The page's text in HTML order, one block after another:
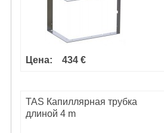
Цена: 434 €
TAS Капиллярная трубка
длиной 4 m